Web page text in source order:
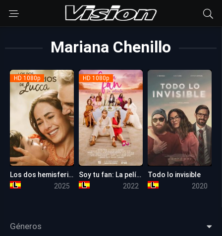
Mariana Chenillo
HD 1080p
Los dos hemisferios de Lucca
2025
HD 1080p
Soy tu fan: La película
2022
Todo lo invisible
2020
Géneros